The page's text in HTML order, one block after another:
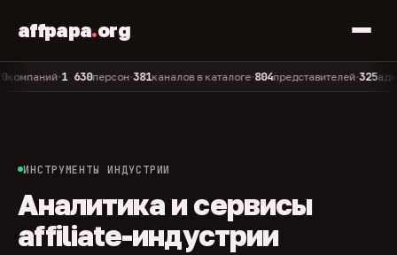
affpapa.org
•1 630персон•381каналов в каталоге•804представителей•325админов
ИНСТРУМЕНТЫ ИНДУСТРИИ
Аналитика и сервисы
affiliate-индустрии